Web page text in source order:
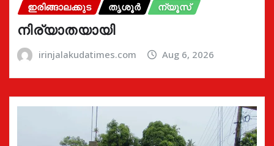
ഇരിങ്ങാലക്കുട തൃശൂർ ന്യൂസ്
നിര്യാതയായി
irinjalakudatimes.com Aug 6, 2026